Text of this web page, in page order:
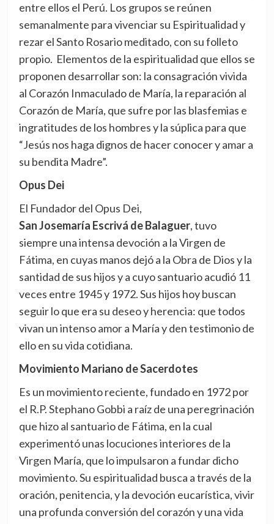
entre ellos el Perú. Los grupos se reúnen
semanalmente para vivenciar su Espiritualidad y
rezar el Santo Rosario meditado, con su folleto
propio. Elementos de la espiritualidad que ellos se
proponen desarrollar son: la consagración vivida
al Corazón Inmaculado de María, la reparación al
Corazón de María, que sufre por las blasfemias e
ingratitudes de los hombres y la súplica para que
“Jesús nos haga dignos de hacer conocer y amar a
su bendita Madre”.
Opus Dei
El Fundador del Opus Dei,
San Josemaría Escrivá de Balaguer, tuvo
siempre una intensa devoción a la Virgen de
Fátima, en cuyas manos dejó a la Obra de Dios y la
santidad de sus hijos y a cuyo santuario acudió 11
veces entre 1945 y 1972. Sus hijos hoy buscan
seguir lo que era su deseo y herencia: que todos
vivan un intenso amor a María y den testimonio de
ello en su vida cotidiana.
Movimiento Mariano de Sacerdotes
Es un movimiento reciente, fundado en 1972 por
el R.P. Stephano Gobbi a raíz de una peregrinación
que hizo al santuario de Fátima, en la cual
experimentó unas locuciones interiores de la
Virgen María, que lo impulsaron a fundar dicho
movimiento. Su espiritualidad busca a través de la
oración, penitencia, y la devoción eucarística, vivir
una profunda conversión del corazón y una vida